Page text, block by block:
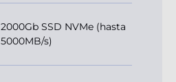
2000Gb SSD NVMe (hasta
5000MB/s)